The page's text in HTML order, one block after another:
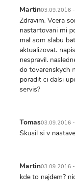
Martin03.09.2016
Zdravim. Vcera
nastartovani mi
mal som slabu
aktualizovat.
nespravil.
do tovarenskych
poradit ci dalsi
servis?
Tomas03.09.2016
Skusil si v
Martin03.09.2016
kde to najdem?